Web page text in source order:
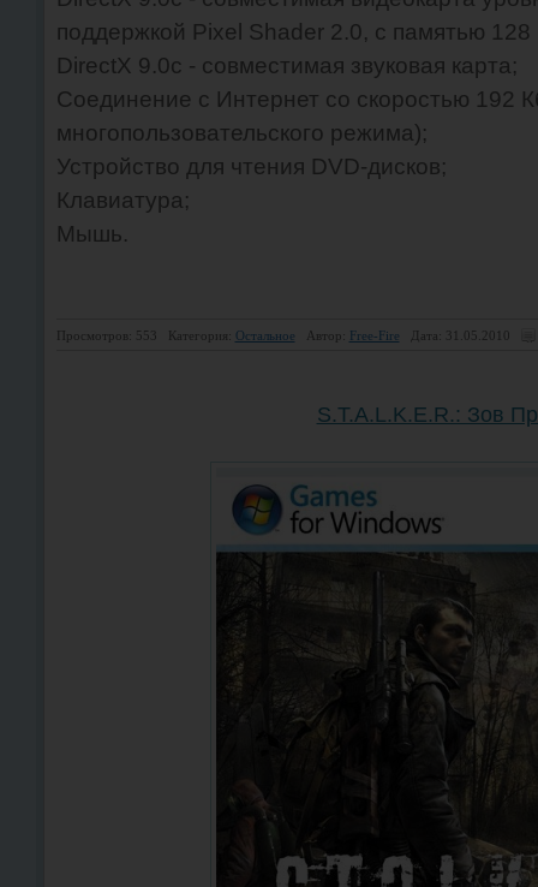
поддержкой Pixel Shader 2.0, с памятью
DirectX 9.0c - совместимая звуковая карта;
Соединение с Интернет со скоростью 192
многопользовательского режима);
Устройство для чтения DVD-дисков;
Клавиатура;
Мышь.
Просмотров: 553 Категория: Остальное Автор: Free-Fire Дата: 31.05.2010
S.T.A.L.K.E.R.: Зов